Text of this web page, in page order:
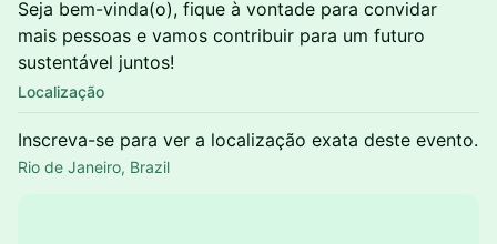
Seja bem-vinda(o), fique à vontade para convidar
mais pessoas e vamos contribuir para um futuro
sustentável juntos!
Localização
Inscreva-se para ver a localização exata deste evento.
Rio de Janeiro, Brazil